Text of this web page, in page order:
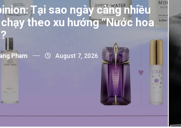
Tại sao ngày càng nhiều
theo xu hướng “Nước hoa
Pham August 7, 2026